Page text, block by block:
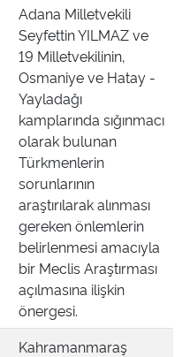
Adana Milletvekili
Seyfettin YILMAZ ve
19 Milletvekilinin,
Osmaniye ve Hatay -
Yayladağı
kamplarında sığınmacı
olarak bulunan
Türkmenlerin
sorunlarının
araştırılarak alınması
gereken önlemlerin
belirlenmesi amacıyla
bir Meclis Araştırması
açılmasına ilişkin
önergesi.
Kahramanmaraş